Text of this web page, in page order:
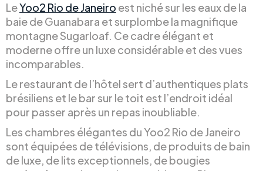
LeYoo2 Rio de Janeiro est niché sur les eaux de la
baie de Guanabara et surplombe la magnifique
montagne Sugarloaf. Ce cadre élégant et
moderne offre un luxe considérable et des vues
incomparables.
Le restaurant de l’hôtel sert d’authentiques plats
brésiliens et le bar sur le toit est l’endroit idéal
pour passer après un repas inoubliable.
Les chambres élégantes du Yoo2 Rio de Janeiro
sont équipées de télévisions, de produits de bain
de luxe, de lits exceptionnels, de bougies